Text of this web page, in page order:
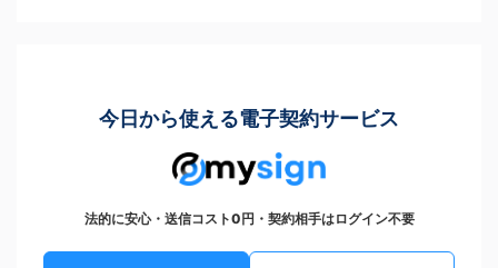
今日から使える電子契約サービス
法的に安心・送信コスト0円・契約相手はログイン不要